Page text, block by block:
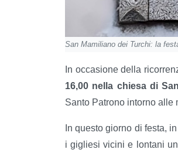
San Mamiliano dei Turchi: la
In occasione della
16,00 nella chiesa di
Santo Patrono intorno alle
In questo giorno di festa,
i gigliesi vicini e lontani un